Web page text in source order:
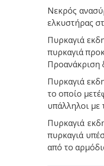
Νεκρός
ελκυστήρας
Πυρκαγιά
πυρκαγιά
Προανάκριση
Πυρκαγιά
το οποίο
υπάλληλοι με
Πυρκαγιά
πυρκαγιά
από το